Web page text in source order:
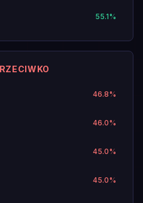
55.1%
46.8%
46.0%
45.0%
45.0%